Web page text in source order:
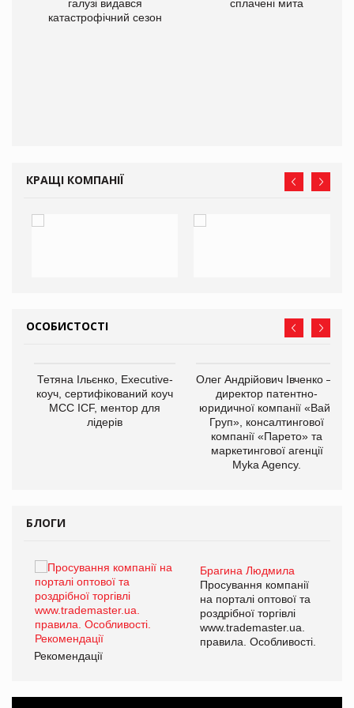
галузі видався
катастрофічний сезон
сплачені мита
КРАЩІ КОМПАНІЇ
ОСОБИСТОСТІ
Тетяна Ільєнко, Executive-
коуч, сертифікований коуч
МСС ICF, ментор для
лідерів
Олег Андрійович Івченко —
директор патентно-
юридичної компанії «Вайз
Груп», консалтингової
компанії «Парето» та
маркетингової агенції
Myka Agency.
БЛОГИ
Брагина Людмила
Просування компанії
на порталі оптової та
роздрібної торгівлі
www.trademaster.ua.
правила. Особливості.
Рекомендації